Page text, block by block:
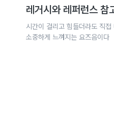
레거시와 레퍼런스 참
시간이 걸리고 힘들더라도 직
소중하게 느껴지는 요즈음이다